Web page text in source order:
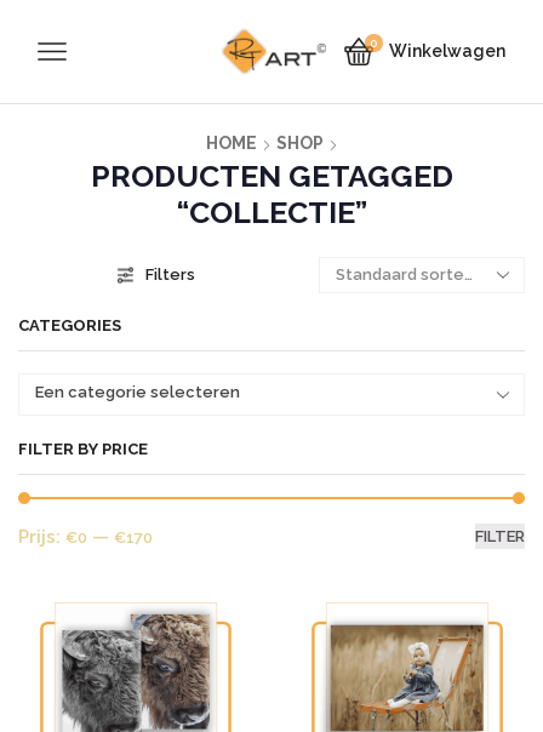
0 Winkelwagen
HOME SHOP
PRODUCTEN GETAGGED
“COLLECTIE”
Filters
CATEGORIES
Een categorie selecteren
FILTER BY PRICE
FILTER
Prijs: €0 — €170